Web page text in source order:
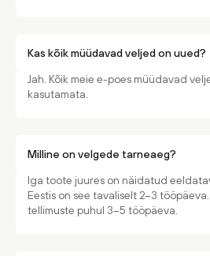
Kas kõik müüdavad veljed on uued?
Jah. Kõik meie e-poes müüdavad
kasutamata.
Milline on velgede tarneaeg?
Iga toote juures on näidatud
Eestis on see tavaliselt 2–3
tellimuste puhul 3–5 tööpäeva.